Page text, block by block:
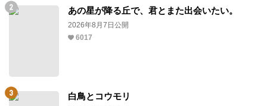
あの星が降る丘で、君とまた出会いたい。
2026年8月7日公開
6017
白鳥とコウモリ